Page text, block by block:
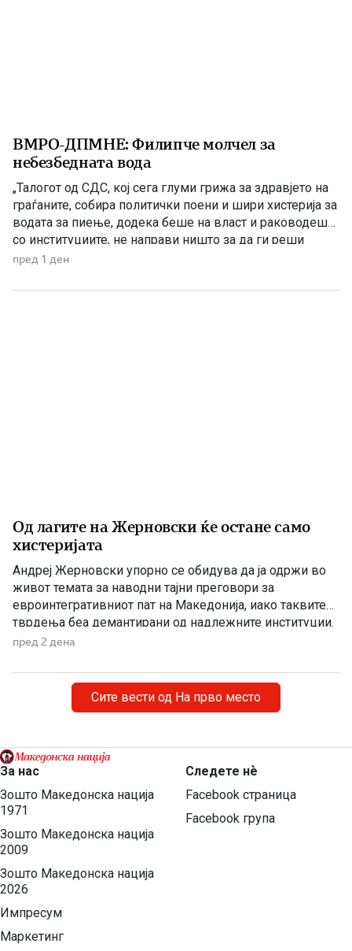
ВМРО-ДПМНЕ: Филипче молчел за
небезбедната вода
„Талогот од СДС, кој сега глуми грижа за здравјето на
граѓаните, собира политички поени и шири хистерија за
водата за пиење, додека беше на власт и раководеше
со институциите, не направи ништо за да ги реши
проблемите. Проблеми со квалитетот на водата за
министер за здравство, […]
пред 1 ден
Од лагите на Жерновски ќе остане само
хистеријата
Андреј Жерновски упорно се обидува да ја одржи во
живот темата за наводни тајни преговори за
евроинтегративниот пат на Македонија, иако таквите
тврдења беа демантирани од надлежните институции.
Како што им пукна меурот од сапуница наречен
конструкција – дека власта тајно се подготвува да го
пред 2 дена
Сите вести од На прво место
За нас
Зошто Македонска нација
1971
Зошто Македонска нација
2009
Зошто Македонска нација
2026
Импресум
Маркетинг
Следете нѐ
Facebook страница
Facebook група